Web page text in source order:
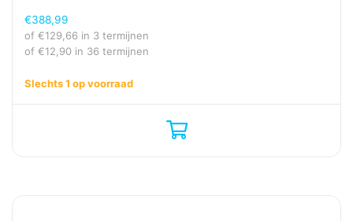
€388,99
of €129,66 in 3 termijnen
of €12,90 in 36 termijnen
Slechts 1 op voorraad